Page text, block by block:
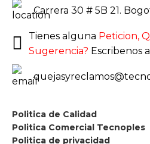
Carrera 30 # 5B 21.
Tienes alguna Peticion,
Sugerencia? Escribenos
Politica de Calidad
Politica Comercial Tecnoples
Politica de privacidad